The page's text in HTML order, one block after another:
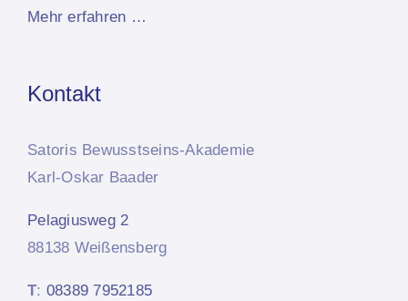
Mehr erfahren …
Kontakt
Satoris Bewusstseins-Akademie
Karl-Oskar Baader
Pelagiusweg 2
88138 Weißensberg
T: 08389 7952185